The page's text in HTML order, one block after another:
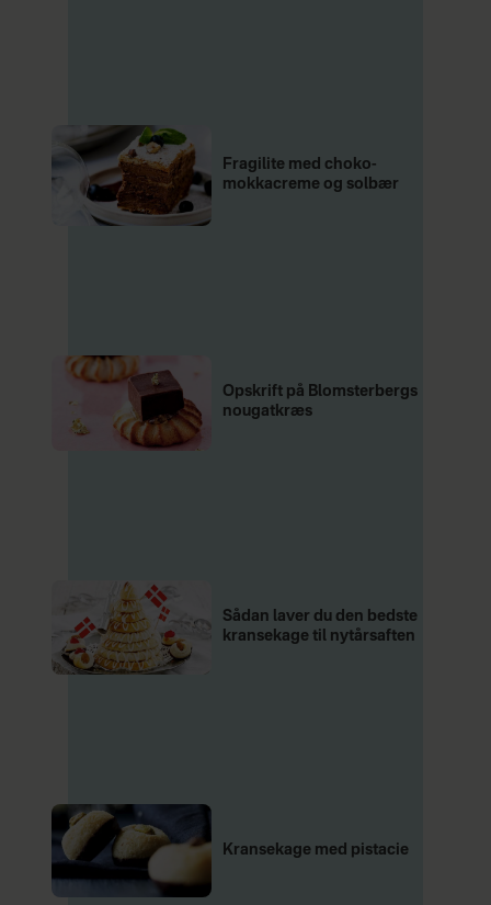
Fragilite med choko-
mokkacreme og solbær
Opskrift på Blomsterbergs
nougatkræs
Sådan laver du den bedste
kransekage til nytårsaften
Kransekage med pistacie